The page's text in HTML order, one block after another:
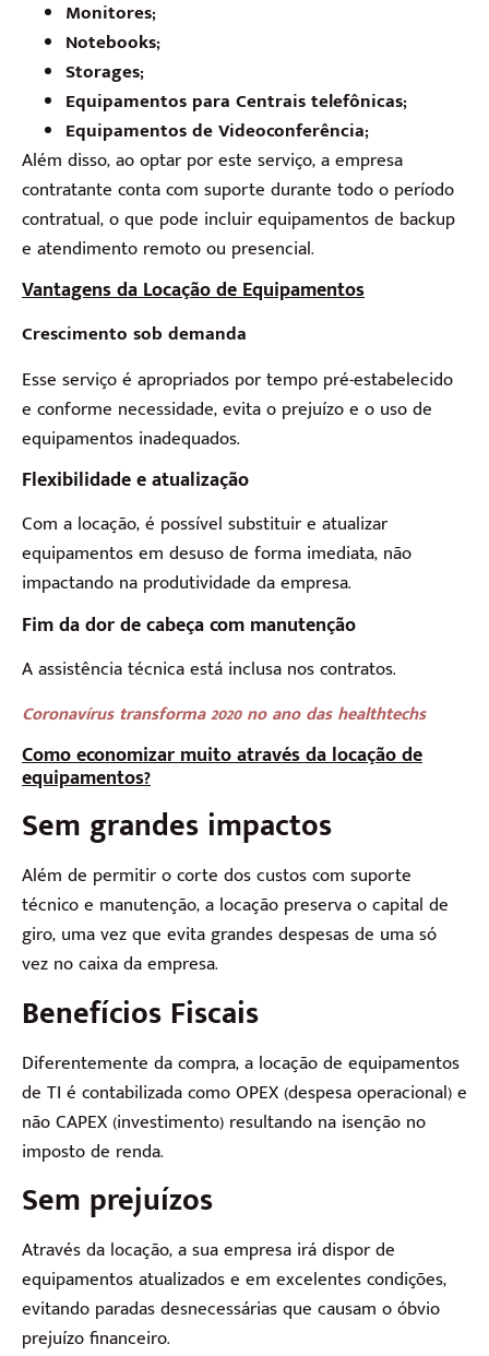
Monitores;
Notebooks;
Storages;
Equipamentos para Centrais telefônicas;
Equipamentos de Videoconferência;
Além disso, ao optar por este serviço, a empresa
contratante conta com suporte durante todo o período
contratual, o que pode incluir equipamentos de backup
e atendimento remoto ou presencial.
Vantagens da Locação de Equipamentos
Crescimento sob demanda
Esse serviço é apropriados por tempo pré-estabelecido
e conforme necessidade, evita o prejuízo e o uso de
equipamentos inadequados.
Flexibilidade e atualização
Com a locação, é possível substituir e atualizar
equipamentos em desuso de forma imediata, não
impactando na produtividade da empresa.
Fim da dor de cabeça com manutenção
A assistência técnica está inclusa nos contratos.
Coronavírus transforma 2020 no ano das healthtechs
Como economizar muito através da locação de
equipamentos?
Sem grandes impactos
Além de permitir o corte dos custos com suporte
técnico e manutenção, a locação preserva o capital de
giro, uma vez que evita grandes despesas de uma só
vez no caixa da empresa.
Benefícios Fiscais
Diferentemente da compra, a locação de equipamentos
de TI é contabilizada como OPEX (despesa operacional) e
não CAPEX (investimento) resultando na isenção no
imposto de renda.
Sem prejuízos
Através da locação, a sua empresa irá dispor de
equipamentos atualizados e em excelentes condições,
evitando paradas desnecessárias que causam o óbvio
prejuízo financeiro.